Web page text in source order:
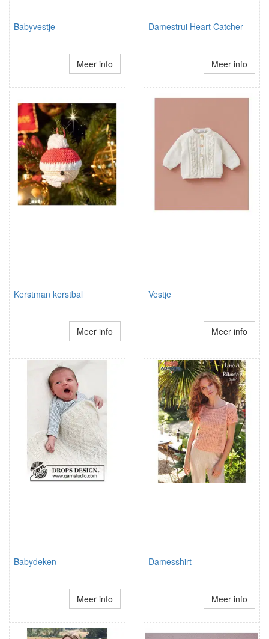
Babyvestje
Meer info
Damestrui Heart Catcher
Meer info
Kerstman kerstbal
Meer info
Vestje
Meer info
Babydeken
Meer info
Damesshirt
Meer info